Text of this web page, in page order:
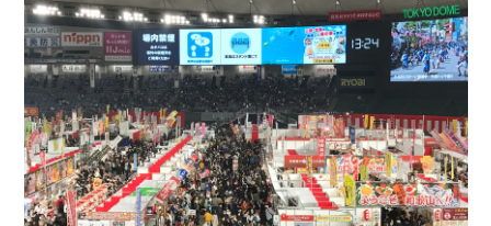
Recruit
Branch
Contact